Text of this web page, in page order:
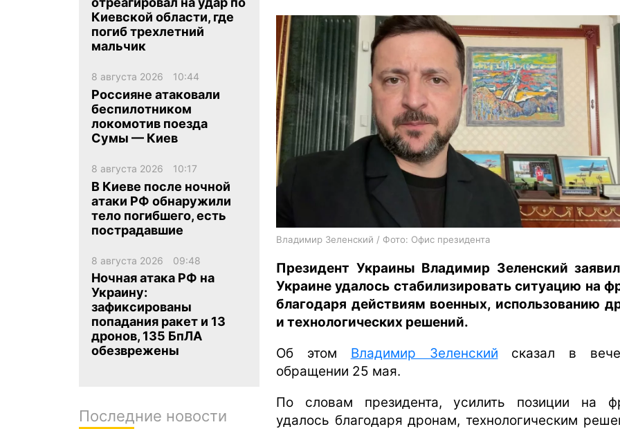
архив
gambling
en
Владимир Зеленский / Фото: Офис президента
Президент Украины Владимир Зеленский
Украине удалось стабилизировать ситуацию на
благодаря действиям военных, использованию
и технологических решений.
Об этом Владимир Зеленский сказал в
обращении 25 мая.
По словам президента, усилить позиции на
удалось благодаря дронам, технологическим
Киевской области, где
погиб трехлетний
мальчик
8 августа 2026 10:44
Россияне атаковали
беспилотником
локомотив поезда
Сумы — Киев
8 августа 2026 10:17
В Киеве после ночной
атаки РФ обнаружили
тело погибшего, есть
пострадавшие
8 августа 2026 09:48
Ночная атака РФ на
Украину:
зафиксированы
попадания ракет и 13
дронов, 135 БпЛА
обезврежены
Последние новости